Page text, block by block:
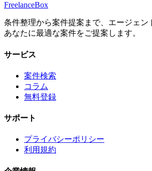
FreelanceBox
条件整理から案件提案まで、エージェン
あなたに最適な案件をご提案します。
サービス
案件検索
コラム
無料登録
サポート
プライバシーポリシー
利用規約